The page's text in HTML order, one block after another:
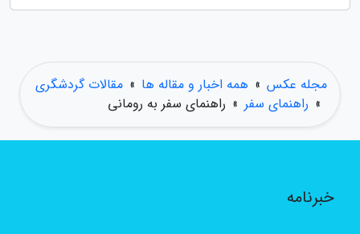
مجله عکس » همه اخبار و مقاله ها » مقالات گردشگری
» راهنمای سفر » راهنمای سفر به رومانی
خبرنامه